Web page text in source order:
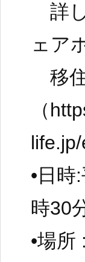
詳
ェア
移
（
•日
時30
•場